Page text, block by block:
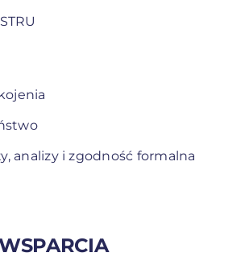
analizy i zgodność formalna